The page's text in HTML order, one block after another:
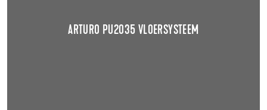
ARTURO PU2035 VLOERSYSTEEM